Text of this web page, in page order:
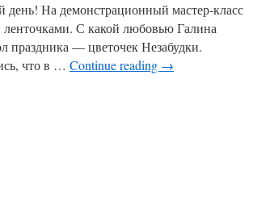
На демонстрационный мастер-класс
С какой любовью Галина
праздника — цветочек Незабудки.
что в … Continue reading →